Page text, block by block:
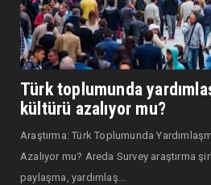
Türk toplumunda
kültürü azalıyor mu?
Araştırma: Türk Toplumunda
Azalıyor mu? Areda Survey araştırma
paylaşma, yardımlaş...